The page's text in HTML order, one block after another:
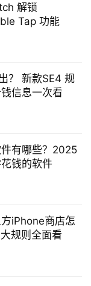
解锁
Tap 功能
？ 新款SE4 规
信息一次看
有哪些？2025
钱的软件
iPhone商店怎
规则全面看